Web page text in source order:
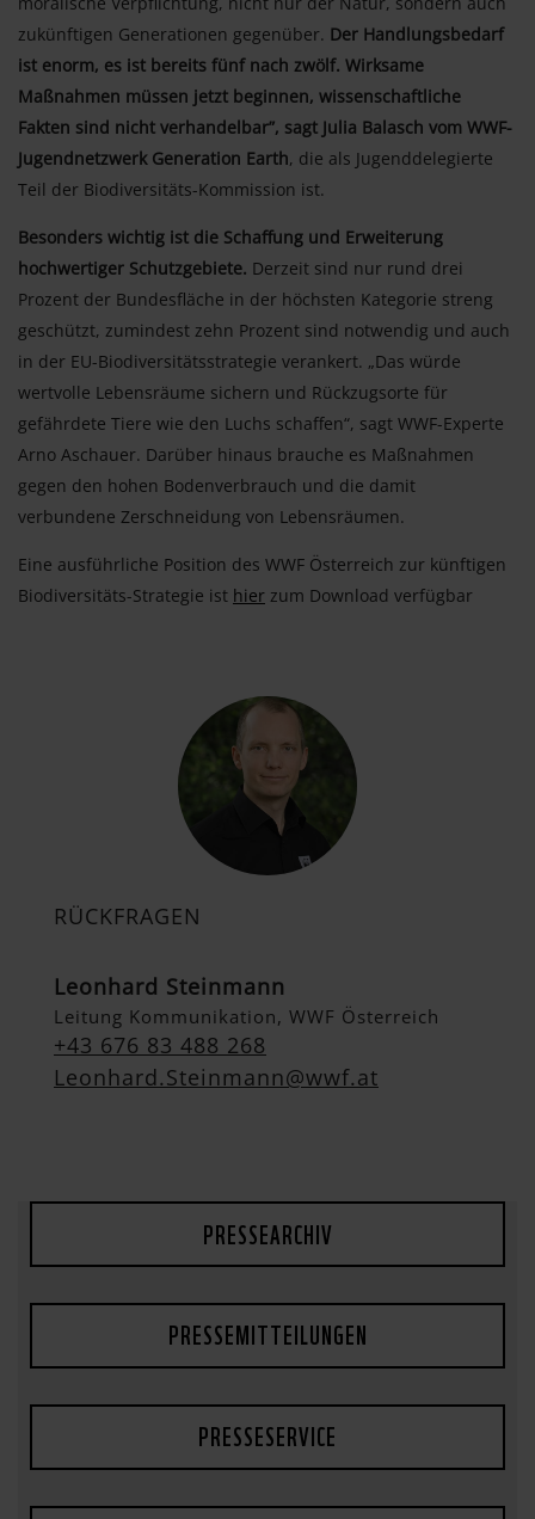
zukünftigen Generationen gegenüber. Der Handlungsbedarf
ist enorm, es ist bereits fünf nach zwölf. Wirksame
Maßnahmen müssen jetzt beginnen, wissenschaftliche
Fakten sind nicht verhandelbar”, sagt Julia Balasch vom WWF-
Jugendnetzwerk Generation Earth, die als Jugenddelegierte
Teil der Biodiversitäts-Kommission ist.
Besonders wichtig ist die Schaffung und Erweiterung
hochwertiger Schutzgebiete. Derzeit sind nur rund drei
Prozent der Bundesfläche in der höchsten Kategorie streng
geschützt, zumindest zehn Prozent sind notwendig und auch
in der EU-Biodiversitätsstrategie verankert. „Das würde
wertvolle Lebensräume sichern und Rückzugsorte für
gefährdete Tiere wie den Luchs schaffen“, sagt WWF-Experte
Arno Aschauer. Darüber hinaus brauche es Maßnahmen
gegen den hohen Bodenverbrauch und die damit
verbundene Zerschneidung von Lebensräumen.
Eine ausführliche Position des WWF Österreich zur künftigen
Biodiversitäts-Strategie ist hier zum Download verfügbar
RÜCKFRAGEN
Leonhard Steinmann
Leitung Kommunikation, WWF Österreich
+43 676 83 488 268
Leonhard.Steinmann@wwf.at
PRESSEARCHIV
PRESSEMITTEILUNGEN
PRESSESERVICE